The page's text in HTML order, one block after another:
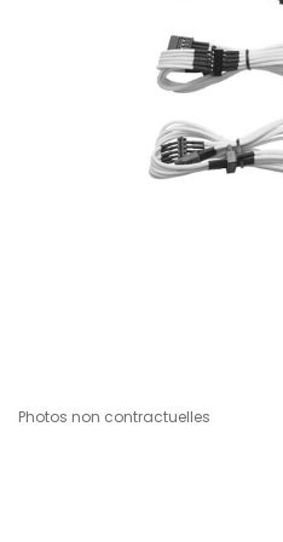
Photos non contractuelles